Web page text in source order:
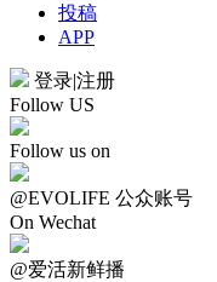
投稿
APP
登录|注册
Follow US
Follow us on
@EVOLIFE 公众账号
On Wechat
@爱活新鲜播